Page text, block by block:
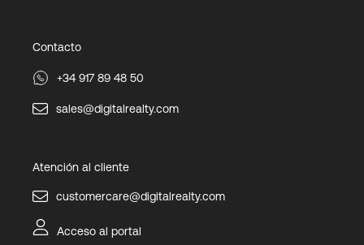
Contacto
+34 917 89 48 50
sales@digitalrealty.com
Atención al cliente
customercare@digitalrealty.com
Acceso al portal